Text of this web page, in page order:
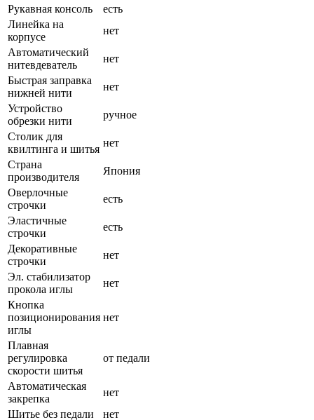
Рукавная консоль
есть
Линейка на
корпусе
нет
Автоматический
нитевдеватель
нет
Быстрая заправка
нижней нити
нет
Устройство
обрезки нити
ручное
Столик для
квилтинга и шитья
нет
Страна
производителя
Япония
Оверлочные
строчки
есть
Эластичные
строчки
есть
Декоративные
строчки
нет
Эл. стабилизатор
прокола иглы
нет
Кнопка
позиционирования
иглы
нет
Плавная
регулировка
скорости шитья
от педали
Автоматическая
закрепка
нет
Шитье без педали
нет